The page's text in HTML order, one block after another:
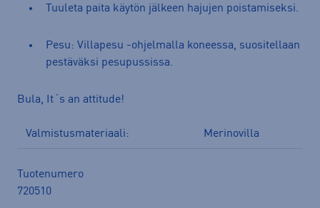
Tuuleta paita käytön jälkeen hajujen poistamiseksi.
Pesu: Villapesu -ohjelmalla koneessa, suositellaan
pestäväksi pesupussissa.
Bula, It´s an attitude!
Valmistusmateriaali: Merinovilla
Tuotenumero
720510